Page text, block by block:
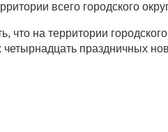
всего городского
что на территории
праздничных